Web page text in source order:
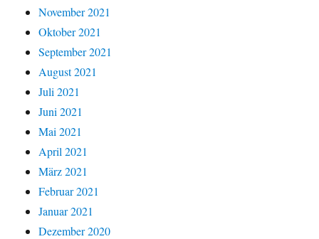
November 2021
Oktober 2021
September 2021
August 2021
Juli 2021
Juni 2021
Mai 2021
April 2021
März 2021
Februar 2021
Januar 2021
Dezember 2020